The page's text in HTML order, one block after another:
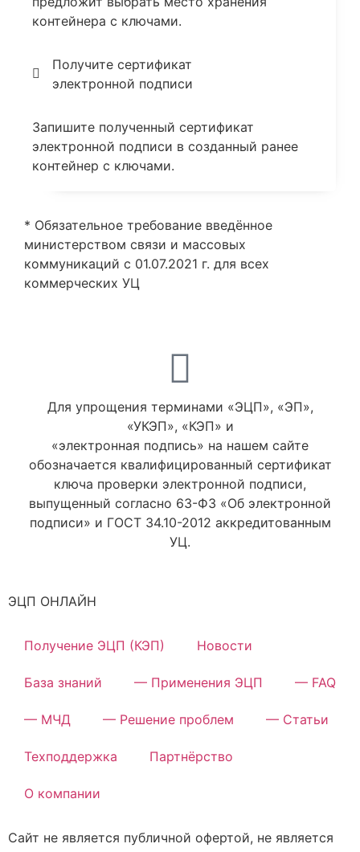
контейнера с ключами.
Получите сертификат
электронной подписи
Запишите полученный сертификат
электронной подписи в созданный ранее
контейнер с ключами.
* Обязательное требование введённое
министерством связи и массовых
коммуникаций с 01.07.2021 г. для всех
коммерческих УЦ
Для упрощения терминами «ЭЦП», «ЭП»,
«УКЭП», «КЭП» и
«электронная подпись» на нашем сайте
обозначается квалифицированный сертификат
ключа проверки электронной подписи,
выпущенный согласно 63-ФЗ «Об электронной
подписи» и ГОСТ 34.10-2012 аккредитованным
УЦ.
ЭЦП ОНЛАЙН
Получение ЭЦП (КЭП) Новости
База знаний — Применения ЭЦП — FAQ
— МЧД — Решение проблем — Статьи
Техподдержка Партнёрство
О компании
Сайт не является публичной офертой, не является